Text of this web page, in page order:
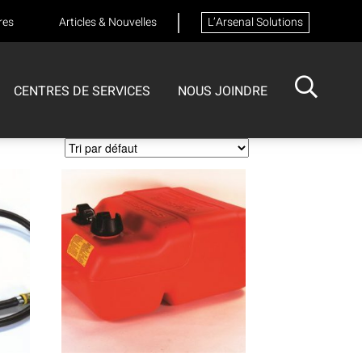
Articles & Nouvelles L’Arsenal Solutions
CENTRES DE SERVICES NOUS JOINDRE
ISOTECH
CENTRE DE SERVICES
FORMATIONS
Formation sur les appareils respiratoires